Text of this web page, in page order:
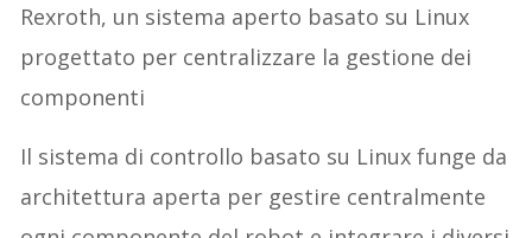
Rexroth, un sistema aperto basato su Linux
progettato per centralizzare la gestione dei
componenti
Il sistema di controllo basato su Linux funge da
architettura aperta per gestire centralmente